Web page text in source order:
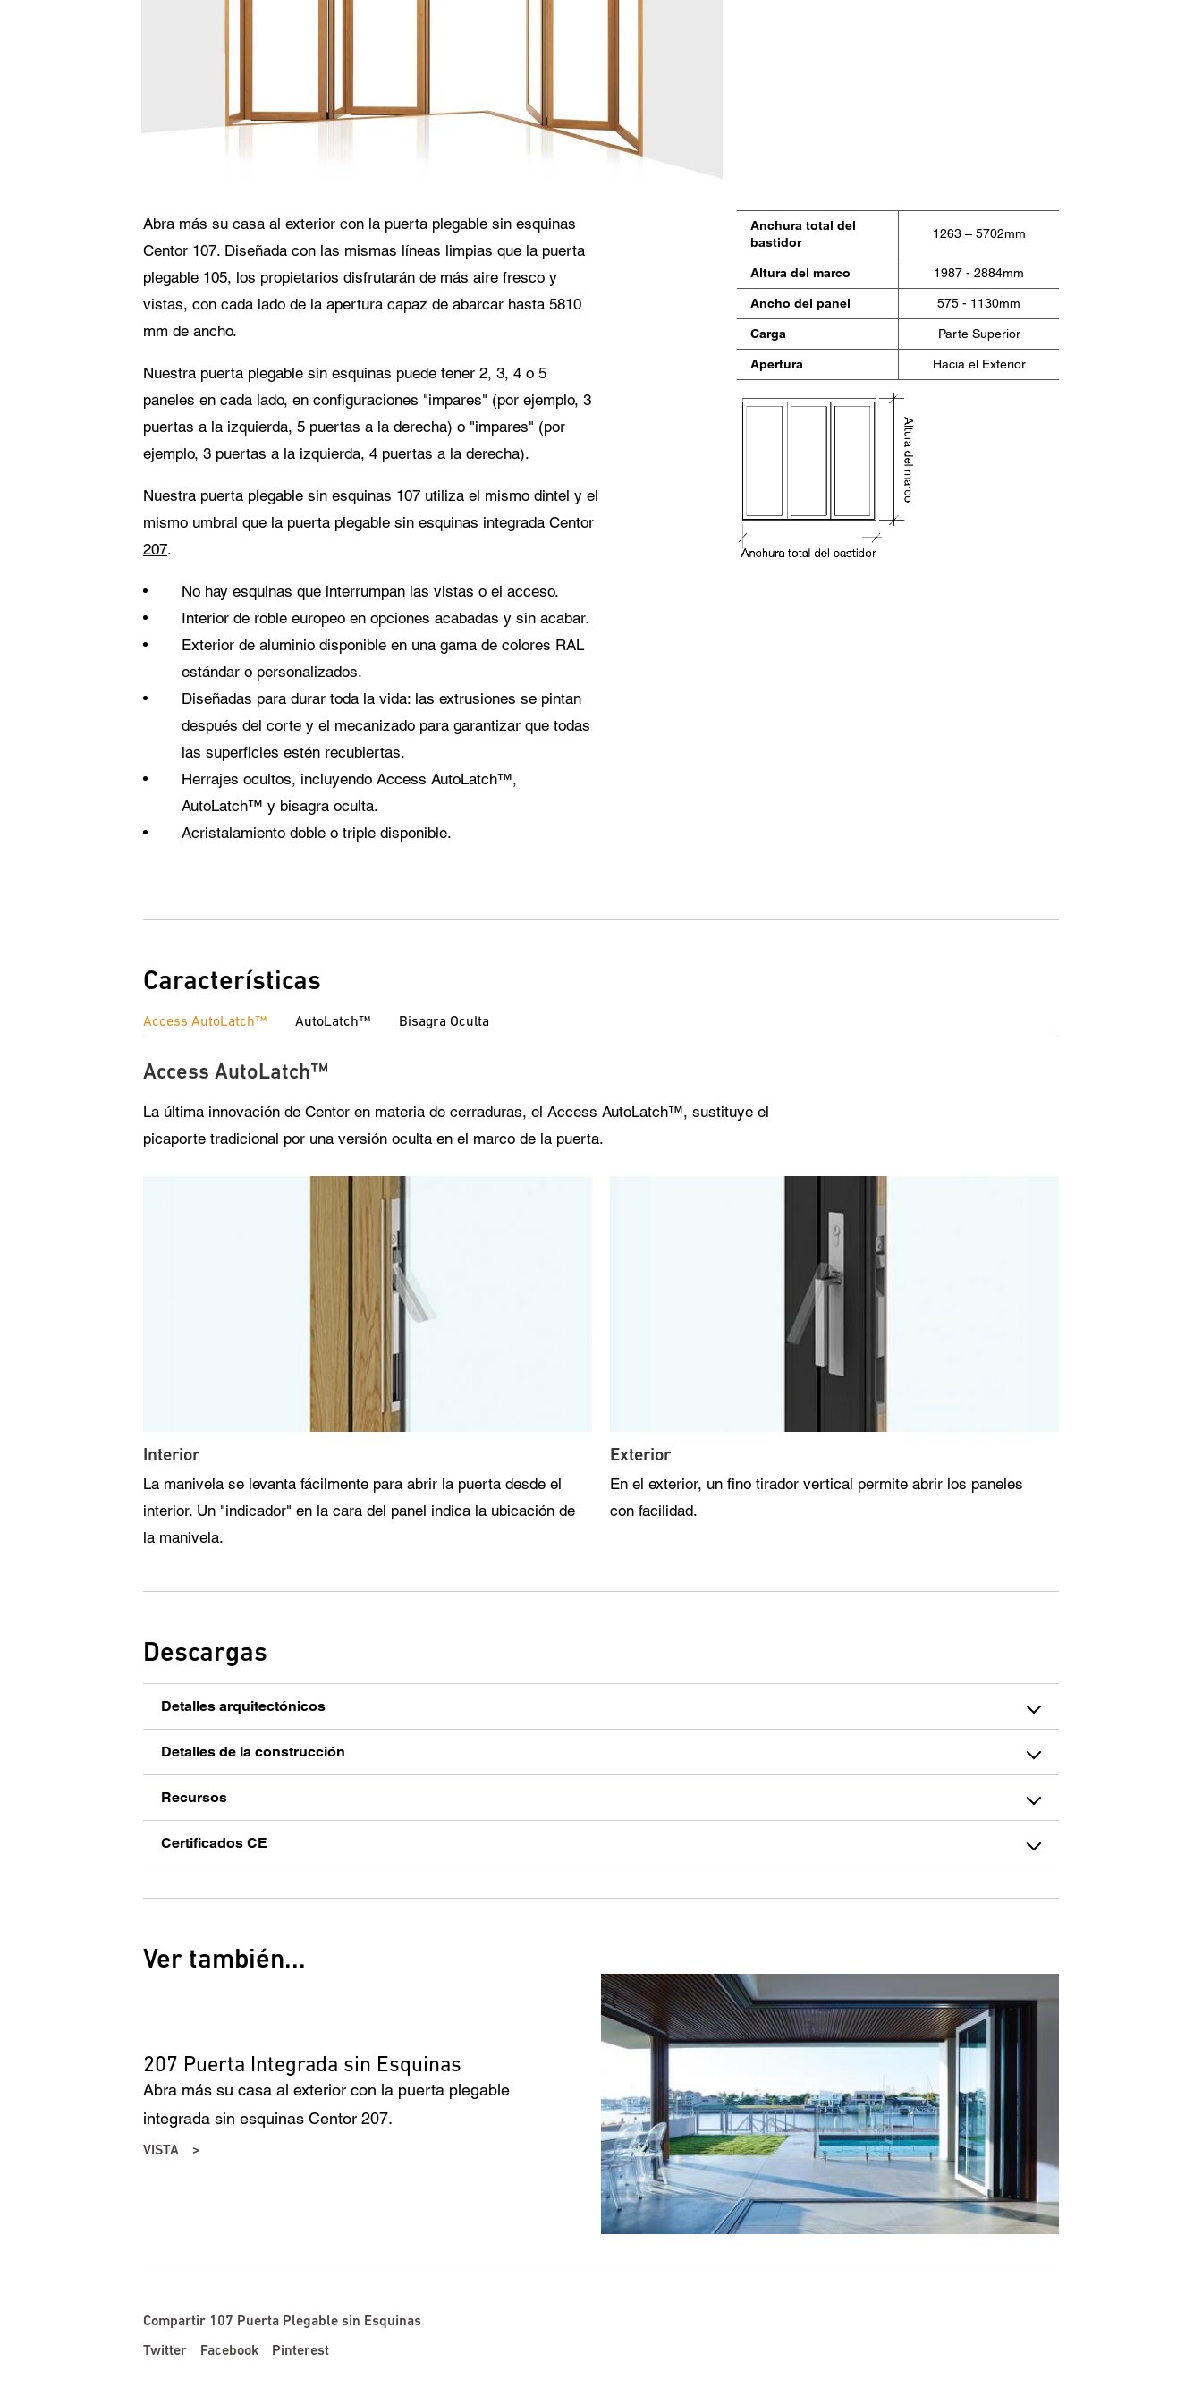
Abra más su casa al exterior con la puerta plegable sin esquinas
Centor 107. Diseñada con las mismas líneas limpias que la puerta
plegable 105, los propietarios disfrutarán de más aire fresco y
vistas, con cada lado de la apertura capaz de abarcar hasta 5810
mm de ancho.
Nuestra puerta plegable sin esquinas puede tener 2, 3, 4 o 5
paneles en cada lado, en configuraciones "impares" (por ejemplo, 3
puertas a la izquierda, 5 puertas a la derecha) o "impares" (por
ejemplo, 3 puertas a la izquierda, 4 puertas a la derecha).
Nuestra puerta plegable sin esquinas 107 utiliza el mismo dintel y el
mismo umbral que la puerta plegable sin esquinas integrada Centor
207.
No hay esquinas que interrumpan las vistas o el acceso.
Interior de roble europeo en opciones acabadas y sin acabar.
Exterior de aluminio disponible en una gama de colores RAL
estándar o personalizados.
Diseñadas para durar toda la vida: las extrusiones se pintan
después del corte y el mecanizado para garantizar que todas
las superficies estén recubiertas.
Herrajes ocultos, incluyendo Access AutoLatch™,
AutoLatch™ y bisagra oculta.
Acristalamiento doble o triple disponible.
Anchura total del
bastidor
1263 – 5702mm
Altura del marco 1987 - 2884mm
Ancho del panel 575 - 1130mm
Carga Parte Superior
Apertura Hacia el Exterior
Características
Access AutoLatch™ AutoLatch™ Bisagra Oculta
Access AutoLatch™
La última innovación de Centor en materia de cerraduras, el Access AutoLatch™, sustituye el
picaporte tradicional por una versión oculta en el marco de la puerta.
Interior
La manivela se levanta fácilmente para abrir la puerta desde el
interior. Un "indicador" en la cara del panel indica la ubicación de
la manivela.
Exterior
En el exterior, un fino tirador vertical permite abrir los paneles
con facilidad.
Descargas
Detalles arquitectónicos
Detalles de la construcción
Recursos
Certificados CE
Ver también...
207 Puerta Integrada sin Esquinas
Abra más su casa al exterior con la puerta plegable
integrada sin esquinas Centor 207.
VISTA
Compartir 107 Puerta Plegable sin Esquinas
Twitter
Facebook Pinterest